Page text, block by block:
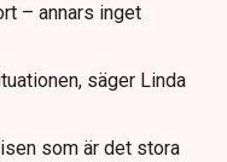
– annars inget
säger Linda
som är det stora